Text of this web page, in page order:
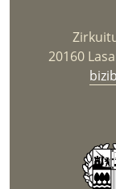
20160